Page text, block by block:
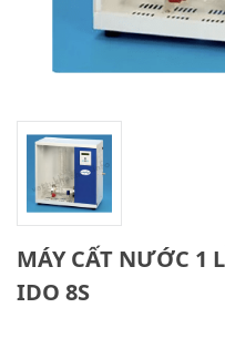
MÁY CẤT NƯỚC 1
IDO 8S